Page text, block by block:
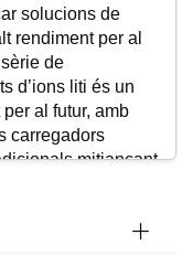
solucions de
rendiment per al
de
d’ions liti és un
al futur, amb
carregadors
mitjançant
per funcionar de